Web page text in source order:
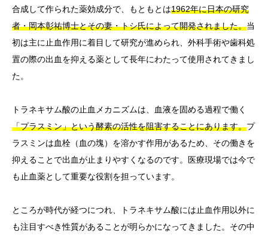
合成して作られた薬効成分で、もともとは1962年に日本の研究
者・岡本彰祐博士とその妻・トシ氏によって開発されました。当
初は主に止血作用に着目して研究が進められ、外科手術や歯科処
置の際の出血を抑える薬として長年にわたって使用されてきまし
た。
トラネキサム酸の止血メカニズムは、血液を固める過程で働く
「プラスミン」という酵素の活性を阻害することにあります。プ
ラスミンは血栓（血の塊）を溶かす作用があるため、その働きを
抑えることで出血が止まりやすくなるのです。医療現場では今で
も止血薬として重要な役割を担っています。
ところが時代が経つにつれ、トラネキサム酸には止血作用以外に
も注目すべき性質があることが明らかになってきました。その中